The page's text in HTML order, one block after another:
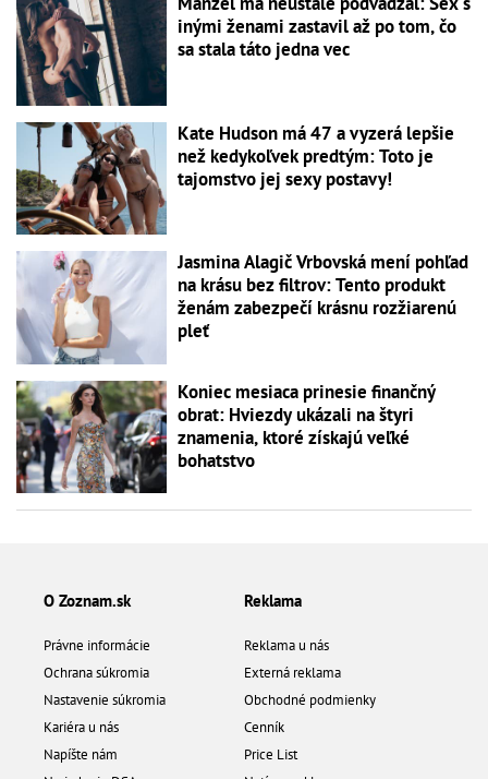
inými ženami zastavil až po tom, čo
sa stala táto jedna vec
Kate Hudson má 47 a vyzerá lepšie
než kedykoľvek predtým: Toto je
tajomstvo jej sexy postavy!
Jasmina Alagič Vrbovská mení pohľad
na krásu bez filtrov: Tento produkt
ženám zabezpečí krásnu rozžiarenú
pleť
Koniec mesiaca prinesie finančný
obrat: Hviezdy ukázali na štyri
znamenia, ktoré získajú veľké
bohatstvo
O Zoznam.sk
Právne informácie
Ochrana súkromia
Nastavenie súkromia
Kariéra u nás
Napíšte nám
Reklama
Reklama u nás
Externá reklama
Obchodné podmienky
Cenník
Price List